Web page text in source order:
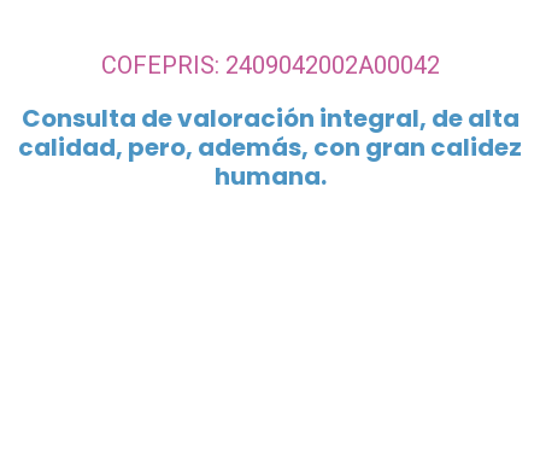
COFEPRIS: 2409042002A00042
Consulta de valoración integral, de alta
calidad, pero, además, con gran calidez
humana.